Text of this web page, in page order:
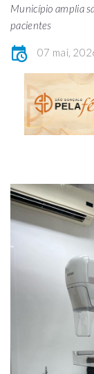
Município amplia
pacientes
07 mai,